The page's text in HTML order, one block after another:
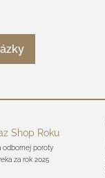
Shop Roku
odbornej poroty
za rok 2025